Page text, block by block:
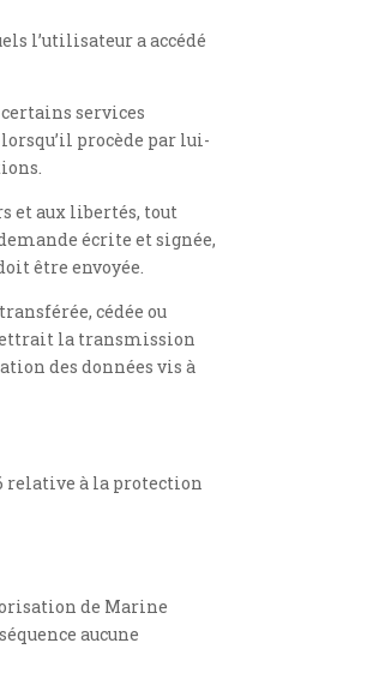
l’utilisateur a accédé
services
procède par lui-
et aux libertés, tout
écrite et signée,
être envoyée.
cédée ou
la transmission
des données vis à
relative à la protection
de Marine
aucune